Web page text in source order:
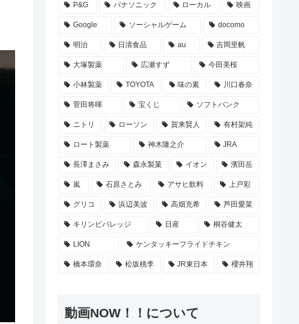
P&G パナソニック ローカル 映画
Google ソーシャルゲーム docomo
明治 日清食品 au 吉岡里帆
大塚製薬 広瀬すず 今田美桜
小林製薬 TOYOTA 味の素 川口春奈
菅田将暉 宝くじ ソフトバンク
ニトリ ローソン 賀来賢人 有村架純
ロート製薬 神木隆之介 JRA
長澤まさみ 森永製菓 イオン 濱田岳
嵐 石原さとみ アサヒ飲料 上戸彩
グリコ 浜辺美波 高畑充希 芦田愛菜
キリンビバレッジ 日産 桐谷健太
LION ケンタッキーフライドチキン
橋本環奈 松坂桃李 JR東日本 櫻井翔
動画NOW！！について